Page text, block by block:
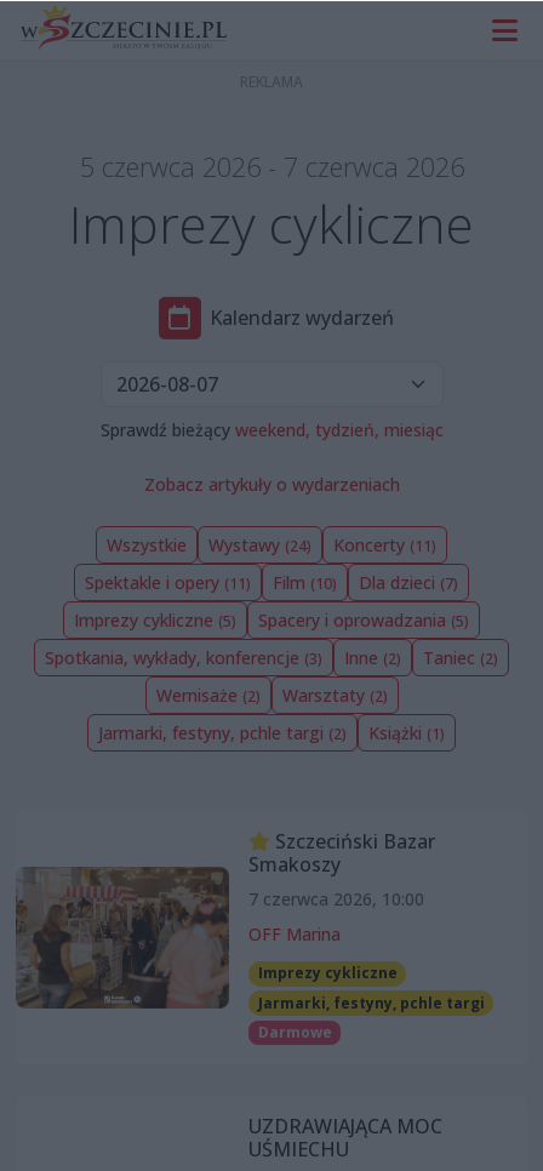
5 czerwca 2026 - 7 czerwca 2026
Imprezy cykliczne
Kalendarz wydarzeń
Sprawdź bieżący weekend, tydzień, miesiąc
Zobacz artykuły o wydarzeniach
Wszystkie Wystawy (24) Koncerty (11)
Spektakle i opery (11) Film (10) Dla dzieci (7)
Imprezy cykliczne (5) Spacery i oprowadzania (5)
Spotkania, wykłady, konferencje (3) Inne (2) Taniec (2)
Wernisaże (2) Warsztaty (2)
Jarmarki, festyny, pchle targi (2) Książki (1)
Szczeciński Bazar
Smakoszy
7 czerwca 2026, 10:00
OFF Marina
Imprezy cykliczne
Jarmarki, festyny, pchle targi
Darmowe
UZDRAWIAJĄCA MOC
UŚMIECHU